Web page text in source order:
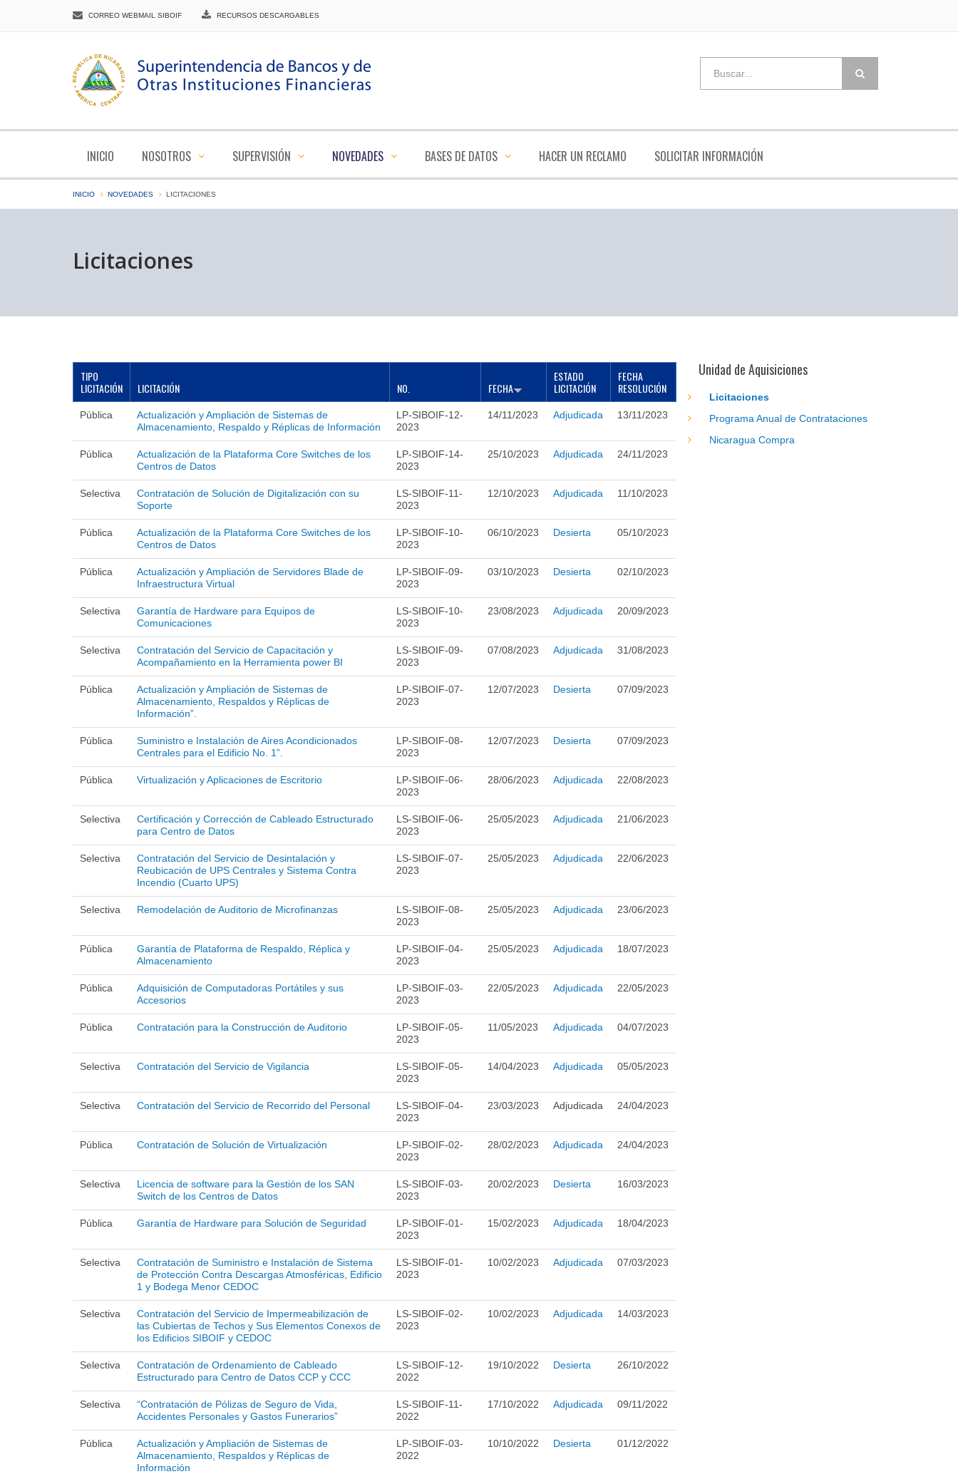
CORREO WEBMAIL SIBOIF RECURSOS DESCARGABLES
INICIO NOSOTROS SUPERVISIÓN NOVEDADES BASES DE DATOS HACER UN RECLAMO SOLICITAR INFORMACIÓN
INICIO NOVEDADES LICITACIONES
Licitaciones
TIPO
LICITACIÓN
LICITACIÓN NO. FECHA
ESTADO
LICITACIÓN
FECHA
RESOLUCIÓN
Pública
Actualización y Ampliación de Sistemas de
Almacenamiento, Respaldo y Réplicas de Información
LP-SIBOIF-12-
2023
14/11/2023 Adjudicada 13/11/2023
Pública
Actualización de la Plataforma Core Switches de los
Centros de Datos
LP-SIBOIF-14-
2023
25/10/2023 Adjudicada 24/11/2023
Selectiva
Contratación de Solución de Digitalización con su
Soporte
LS-SIBOIF-11-
2023
12/10/2023 Adjudicada 11/10/2023
Pública
Actualización de la Plataforma Core Switches de los
Centros de Datos
LP-SIBOIF-10-
2023
06/10/2023 Desierta 05/10/2023
Pública
Actualización y Ampliación de Servidores Blade de
Infraestructura Virtual
LP-SIBOIF-09-
2023
03/10/2023 Desierta 02/10/2023
Selectiva
Garantía de Hardware para Equipos de
Comunicaciones
LS-SIBOIF-10-
2023
23/08/2023 Adjudicada 20/09/2023
Selectiva
Contratación del Servicio de Capacitación y
Acompañamiento en la Herramienta power BI
LS-SIBOIF-09-
2023
07/08/2023 Adjudicada 31/08/2023
Pública
Actualización y Ampliación de Sistemas de
Almacenamiento, Respaldos y Réplicas de
Información”.
LP-SIBOIF-07-
2023
12/07/2023 Desierta 07/09/2023
Pública
Suministro e Instalación de Aires Acondicionados
Centrales para el Edificio No. 1”.
LP-SIBOIF-08-
2023
12/07/2023 Desierta 07/09/2023
Pública Virtualización y Aplicaciones de Escritorio
LP-SIBOIF-06-
2023
28/06/2023 Adjudicada 22/08/2023
Selectiva
Certificación y Corrección de Cableado Estructurado
para Centro de Datos
LS-SIBOIF-06-
2023
25/05/2023 Adjudicada 21/06/2023
Selectiva
Contratación del Servicio de Desintalación y
Reubicación de UPS Centrales y Sistema Contra
Incendio (Cuarto UPS)
LS-SIBOIF-07-
2023
25/05/2023 Adjudicada 22/06/2023
Selectiva Remodelación de Auditorio de Microfinanzas
LS-SIBOIF-08-
2023
25/05/2023 Adjudicada 23/06/2023
Pública
Garantía de Plataforma de Respaldo, Réplica y
Almacenamiento
LP-SIBOIF-04-
2023
25/05/2023 Adjudicada 18/07/2023
Pública
Adquisición de Computadoras Portátiles y sus
Accesorios
LP-SIBOIF-03-
2023
22/05/2023 Adjudicada 22/05/2023
Pública Contratación para la Construcción de Auditorio
LP-SIBOIF-05-
2023
11/05/2023 Adjudicada 04/07/2023
Selectiva Contratación del Servicio de Vigilancia
LS-SIBOIF-05-
2023
14/04/2023 Adjudicada 05/05/2023
Selectiva Contratación del Servicio de Recorrido del Personal
LS-SIBOIF-04-
2023
23/03/2023 Adjudicada 24/04/2023
Pública Contratación de Solución de Virtualización
LP-SIBOIF-02-
2023
28/02/2023 Adjudicada 24/04/2023
Selectiva
Licencia de software para la Gestión de los SAN
Switch de los Centros de Datos
LS-SIBOIF-03-
2023
20/02/2023 Desierta 16/03/2023
Pública Garantía de Hardware para Solución de Seguridad
LP-SIBOIF-01-
2023
15/02/2023 Adjudicada 18/04/2023
Selectiva
Contratación de Suministro e Instalación de Sistema
de Protección Contra Descargas Atmosféricas, Edificio
1 y Bodega Menor CEDOC
LS-SIBOIF-01-
2023
10/02/2023 Adjudicada 07/03/2023
Selectiva
Contratación del Servicio de Impermeabilización de
las Cubiertas de Techos y Sus Elementos Conexos de
los Edificios SIBOIF y CEDOC
LS-SIBOIF-02-
2023
10/02/2023 Adjudicada 14/03/2023
Selectiva
Contratación de Ordenamiento de Cableado
Estructurado para Centro de Datos CCP y CCC
LS-SIBOIF-12-
2022
19/10/2022 Desierta 26/10/2022
Selectiva
“Contratación de Pólizas de Seguro de Vida,
Accidentes Personales y Gastos Funerarios”
LS-SIBOIF-11-
2022
17/10/2022 Adjudicada 09/11/2022
Pública
Actualización y Ampliación de Sistemas de
Almacenamiento, Respaldos y Réplicas de
Información
LP-SIBOIF-03-
2022
10/10/2022 Desierta 01/12/2022
Unidad de Aquisiciones
Licitaciones
Programa Anual de Contrataciones
Nicaragua Compra